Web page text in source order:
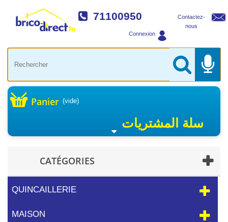
Contactez-
nous
71100950
Connexion
Panier (vide)
سلة المشتريات
CATÉGORIES
QUINCAILLERIE
MAISON